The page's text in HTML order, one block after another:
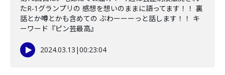
たR-1グランプリの 感想を想いのままに語ってます！！ 裏
話とか噂とかも含めての ぶわーーーっと話します！！ キ
ーワード『ピン芸最高』
2024.03.13 |00:23:04